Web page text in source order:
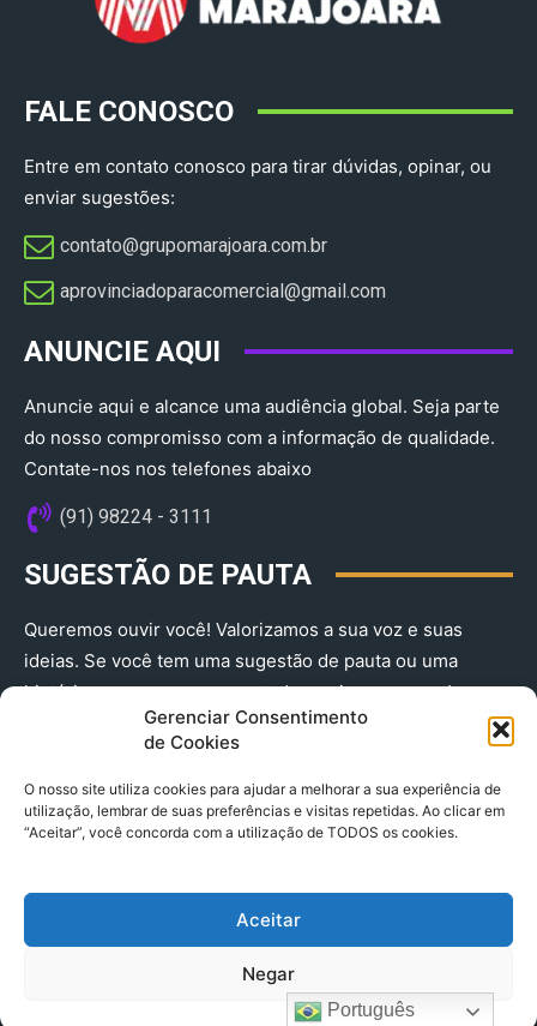
Gerenciar Consentimento
de Cookies
O nosso site utiliza cookies para ajudar a melhorar a sua experiência de
utilização, lembrar de suas preferências e visitas repetidas. Ao clicar em
“Aceitar”, você concorda com a utilização de TODOS os cookies.
Aceitar
Negar
FALE CONOSCO
Entre em contato conosco para tirar dúvidas, opinar, ou
enviar sugestões:
contato@grupomarajoara.com.br
aprovinciadoparacomercial@gmail.com​
ANUNCIE AQUI
Anuncie aqui e alcance uma audiência global. Seja parte
do nosso compromisso com a informação de qualidade.
Contate-nos nos telefones abaixo
(91) 98224 - 3111
SUGESTÃO DE PAUTA
Queremos ouvir você! Valorizamos a sua voz e suas
ideias. Se você tem uma sugestão de pauta ou uma
história que merece ser contada, envie-nos agora!
(91) 98224 - 3111
© 2025 A Província do Pará CNPJ: 04.901.141/0001-36 End .
Trav. Quintino Bocaiuva 2301, Ed. Rogério Fernandez – Sala
2701- Cremação – CEP 66045.315
Português